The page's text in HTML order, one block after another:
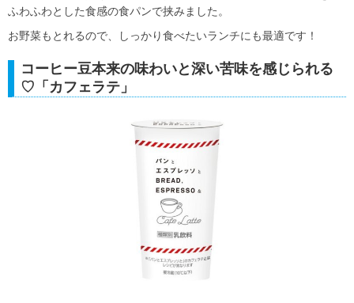
ふわふわとした食感の食パンで挟みました。
お野菜もとれるので、しっかり食べたいランチにも最適です！
コーヒー豆本来の味わいと深い苦味を感じられる
♡「カフェラテ」